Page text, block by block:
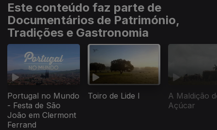
Este conteúdo faz parte de
Documentários de Património,
Tradições e Gastronomia
Portugal no Mundo
- Festa de São
João em Clermont
Ferrand
Toiro de Lide I
A Maldição
Açúcar